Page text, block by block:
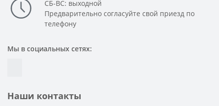
СБ-ВС: выходной
Предварительно согласуйте свой приезд по
телефону
Мы в социальных сетях:
Наши контакты